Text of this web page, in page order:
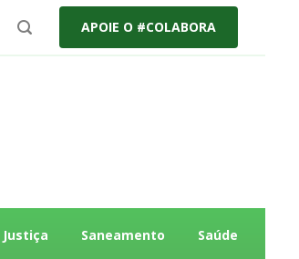
APOIE O #COLABORA
Justiça Saneamento Saúde